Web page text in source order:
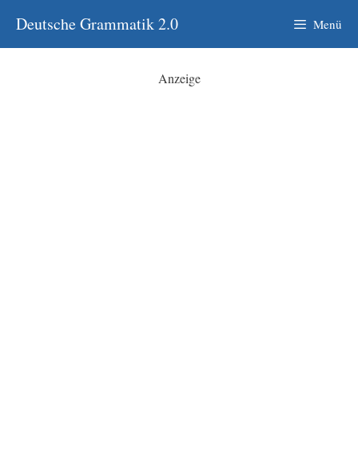
Inhalt
springen
Deutsche Grammatik 2.0 Menü
Anzeige